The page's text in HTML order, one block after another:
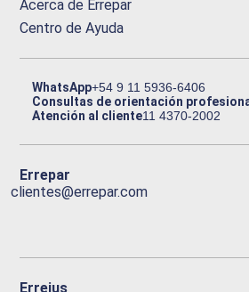
Acerca de Errepar
Centro de Ayuda
WhatsApp+54 9 11 5936-6406
Consultas de orientación
Atención al cliente11 4370-2002
Errepar
clientes@errepar.com
Erreius